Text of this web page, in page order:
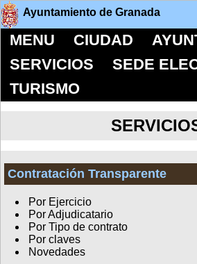
Ayuntamiento de Granada
MENU CIUDAD
SERVICIOS
SEDE
TURISMO
Contratación Transparente
Por Ejercicio
Por Adjudicatario
Por Tipo de contrato
Por claves
Novedades